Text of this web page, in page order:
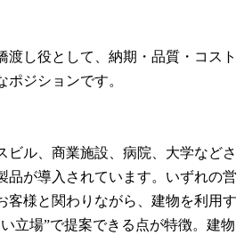
渡し役として、納期・品質・コスト
ジションです。
ビル、商業施設、病院、大学などさ
品が導入されています。いずれの営
客様と関わりながら、建物を利用す
立場”で提案できる点が特徴。建物